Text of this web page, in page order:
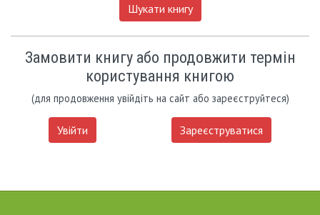
Шукати книгу
Замовити книгу або продовжити термін
користування книгою
(для продовження увійдіть на сайт або зареєструйтеся)
Увійти Зареєструватися